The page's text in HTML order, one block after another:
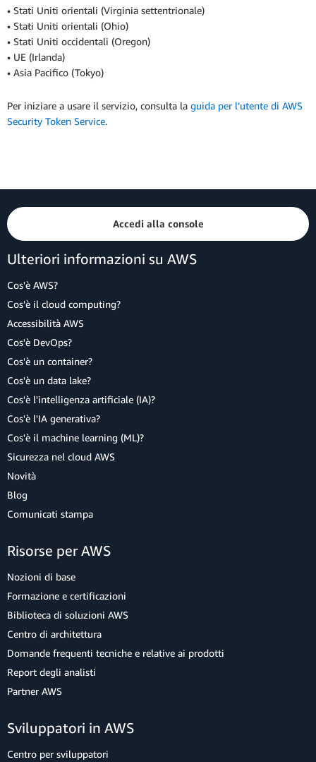
• Stati Uniti orientali (Virginia settentrionale)
• Stati Uniti orientali (Ohio)
• Stati Uniti occidentali (Oregon)
• UE (Irlanda)
• Asia Pacifico (Tokyo)
Per iniziare a usare il servizio, consulta la guida per l’utente di AWS
Security Token Service.
Accedi alla console
Ulteriori informazioni su AWS
Cos'è AWS?
Cos'è il cloud computing?
Accessibilità AWS
Cos'è DevOps?
Cos'è un container?
Cos'è un data lake?
Cos'è l'intelligenza artificiale (IA)?
Cos'è l'IA generativa?
Cos'è il machine learning (ML)?
Sicurezza nel cloud AWS
Novità
Blog
Comunicati stampa
Risorse per AWS
Nozioni di base
Formazione e certificazioni
Biblioteca di soluzioni AWS
Centro di architettura
Domande frequenti tecniche e relative ai prodotti
Report degli analisti
Partner AWS
Sviluppatori in AWS
Centro per sviluppatori